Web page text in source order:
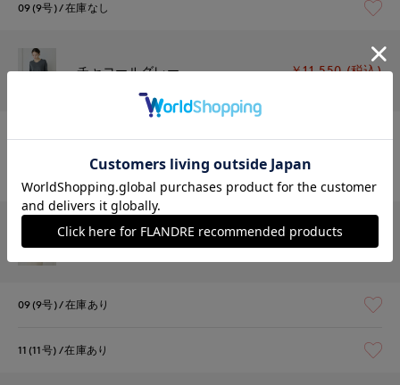
09(9号) 在庫なし
チャコールグレー ￥11,550 (税込)
11(11号) 在庫なし
￥11,550 (税込)
09(9号) 在庫あり
11(11号) 在庫あり